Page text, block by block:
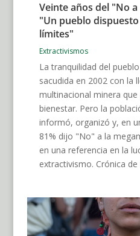
Veinte años del "No
"Un pueblo
límites"
Extractivismos
La tranquilidad del
sacudida en 2002 con la
multinacional minera
bienestar. Pero la
informó, organizó y, en
81% dijo "No" a la
en una referencia en la
extractivismo. Crónica